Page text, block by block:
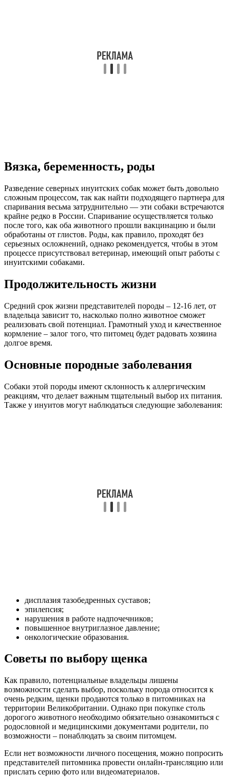
Вязка, беременность, роды
Разведение северных инуитских собак может быть довольно
сложным процессом, так как найти подходящего партнера для
спаривания весьма затруднительно — эти собаки встречаются
крайне редко в России. Спаривание осуществляется только
после того, как оба животного прошли вакцинацию и были
обработаны от глистов. Роды, как правило, проходят без
серьезных осложнений, однако рекомендуется, чтобы в этом
процессе присутствовал ветеринар, имеющий опыт работы с
инуитскими собаками.
Продолжительность жизни
Средний срок жизни представителей породы – 12-16 лет, от
владельца зависит то, насколько полно животное сможет
реализовать свой потенциал. Грамотный уход и качественное
кормление – залог того, что питомец будет радовать хозяина
долгое время.
Основные породные заболевания
Собаки этой породы имеют склонность к аллергическим
реакциям, что делает важным тщательный выбор их питания.
Также у инуитов могут наблюдаться следующие заболевания:
дисплазия тазобедренных суставов;
эпилепсия;
нарушения в работе надпочечников;
повышенное внутриглазное давление;
онкологические образования.
Советы по выбору щенка
Как правило, потенциальные владельцы лишены
возможности сделать выбор, поскольку порода относится к
очень редким, щенки продаются только в питомниках на
территории Великобритании. Однако при покупке столь
дорогого животного необходимо обязательно ознакомиться с
родословной и медицинскими документами родители, по
возможности – понаблюдать за своим питомцем.
Если нет возможности личного посещения, можно попросить
представителей питомника провести онлайн-трансляцию или
прислать серию фото или видеоматериалов.